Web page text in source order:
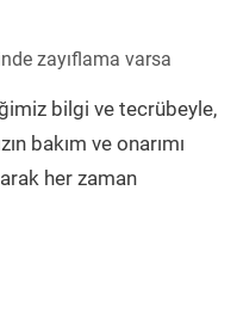
zayıflama varsa
bilgi ve tecrübeyle,
bakım ve onarımı
her zaman